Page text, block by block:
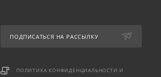
ПОДПИСАТЬСЯ НА РАССЫЛКУ
ПОЛИТИКА КОНФИДЕНЦИАЛЬНОСТИ И